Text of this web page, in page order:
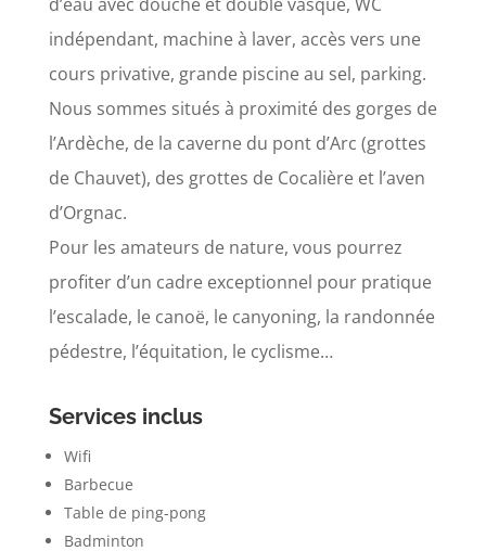
indépendant, machine à laver, accès vers une
cours privative, grande piscine au sel, parking.
Nous sommes situés à proximité des gorges de
l’Ardèche, de la caverne du pont d’Arc (grottes
de Chauvet), des grottes de Cocalière et l’aven
d’Orgnac.
Pour les amateurs de nature, vous pourrez
profiter d’un cadre exceptionnel pour pratique
l’escalade, le canoë, le canyoning, la randonnée
pédestre, l’équitation, le cyclisme…
Services inclus
Wifi
Barbecue
Table de ping-pong
Badminton